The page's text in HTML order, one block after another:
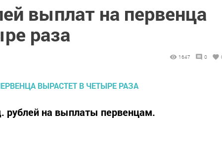
выплат на первенца
раза
1647 0
рублей на выплаты первенцам.